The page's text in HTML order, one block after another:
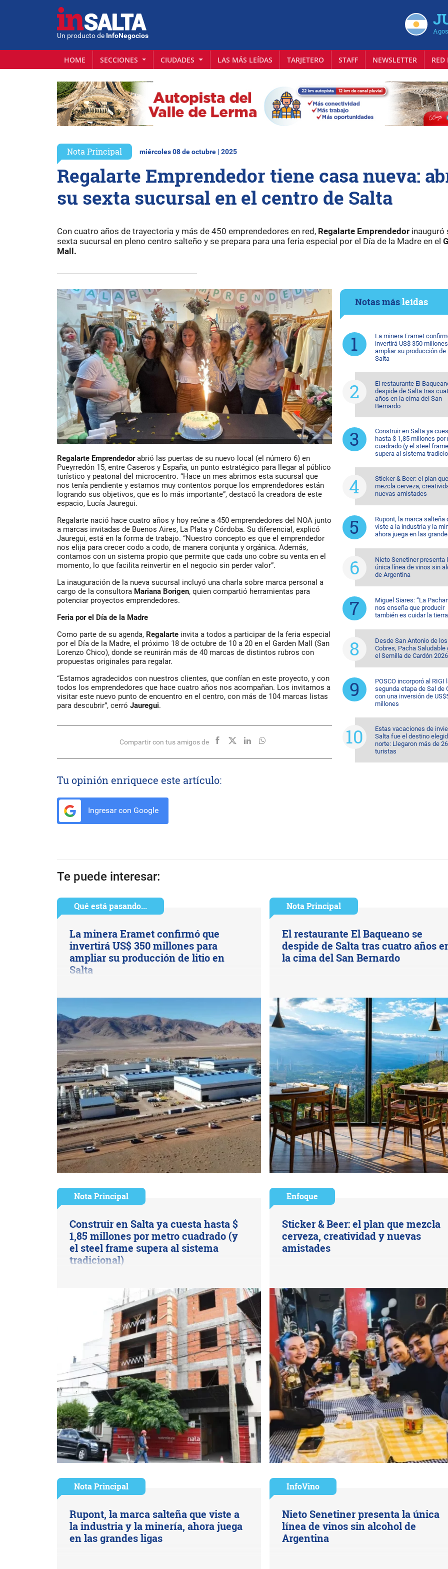
Un producto de InfoNegocios
HOME SECCIONES CIUDADES LAS MÁS LEÍDAS TARJETERO STAFF NEWSLETTER
Nota Principal miércoles 08 de octubre | 2025
Regalarte Emprendedor tiene casa nueva:
su sexta sucursal en el centro de Salta
Con cuatro años de trayectoria y más de 450 emprendedores en red, Regalarte Emprendedor inauguró
sexta sucursal en pleno centro salteño y se prepara para una feria especial por el Día de la Madre en el
Mall.
Regalarte Emprendedorabrió las puertas de su nuevo local (el número 6) en
Pueyrredón 15, entre Caseros y España, un punto estratégico para llegar al público
turístico y peatonal del microcentro. “Hace un mes abrimos esta sucursal que
nos tenía pendiente y estamos muy contentos porque los emprendedores están
logrando sus objetivos, que es lo más importante”, destacó la creadora de este
espacio, Lucía Jauregui.
Regalarte nació hace cuatro años y hoy reúne a 450 emprendedores del NOA junto
a marcas invitadas de Buenos Aires, La Plata y Córdoba. Su diferencial, explicó
Jauregui, está en la forma de trabajo. “Nuestro concepto es que el emprendedor
nos elija para crecer codo a codo, de manera conjunta y orgánica. Además,
contamos con un sistema propio que permite que cada uno cobre su venta en el
momento, lo que facilita reinvertir en el negocio sin perder valor”.
La inauguración de la nueva sucursal incluyó una charla sobre marca personal a
cargo de la consultora Mariana Borigen, quien compartió herramientas para
potenciar proyectos emprendedores.
Feria por el Día de la Madre
Como parte de su agenda, Regalarte invita a todos a participar de la feria especial
por el Día de la Madre, el próximo 18 de octubre de 10 a 20 en el Garden Mall (San
Lorenzo Chico), donde se reunirán más de 40 marcas de distintos rubros con
propuestas originales para regalar.
“Estamos agradecidos con nuestros clientes, que confían en este proyecto, y con
todos los emprendedores que hace cuatro años nos acompañan. Los invitamos a
visitar este nuevo punto de encuentro en el centro, con más de 104 marcas listas
para descubrir”, cerró Jauregui.
Compartir con tus amigos de
Tu opinión enriquece este artículo:
Ingresar con Google
Notas másleídas
La minera Eramet
invertirá US$ 350
ampliar su producción de
Salta
El restaurante El
despide de Salta tras
años en la cima del San
Bernardo
Construir en Salta ya
hasta $ 1,85 millones por
cuadrado (y el steel frame
supera al sistema
Sticker & Beer: el plan que
mezcla cerveza,
nuevas amistades
Rupont, la marca salteña
viste a la industria y la
ahora juega en las
Nieto Senetiner presenta
única línea de vinos sin
de Argentina
Miguel Siares: “La
nos enseña que producir
también es cuidar la
Desde San Antonio de los
Cobres, Pacha Saludable
el Semilla de Cardón 2026
POSCO incorporó al RIGI
segunda etapa de Sal de
con una inversión de
millones
Estas vacaciones de
Salta fue el destino
norte: Llegaron más de
turistas
Te puede interesar:
Qué está pasando...
La minera Eramet confirmó que
invertirá US$ 350 millones para
ampliar su producción de litio en
Salta
Nota Principal
El restaurante El Baqueano se
despide de Salta tras cuatro años
la cima del San Bernardo
Nota Principal
Construir en Salta ya cuesta hasta $
1,85 millones por metro cuadrado (y
el steel frame supera al sistema
tradicional)
Enfoque
Sticker & Beer: el plan que mezcla
cerveza, creatividad y nuevas
amistades
Nota Principal
Rupont, la marca salteña que viste a
la industria y la minería, ahora juega
en las grandes ligas
InfoVino
Nieto Senetiner presenta la única
línea de vinos sin alcohol de
Argentina